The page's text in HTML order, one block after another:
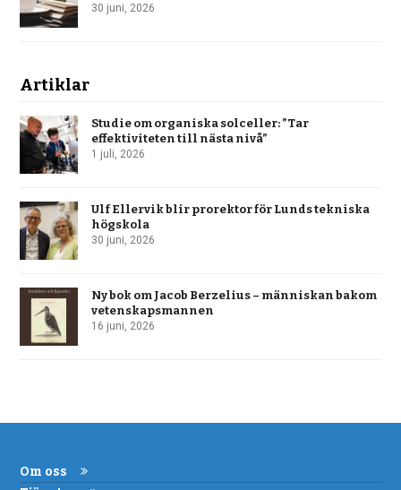
30 juni, 2026
Artiklar
Studie om organiska solceller: ”Tar
effektiviteten till nästa nivå”
1 juli, 2026
Ulf Ellervik blir prorektor för Lunds tekniska
högskola
30 juni, 2026
Ny bok om Jacob Berzelius – människan bakom
vetenskapsmannen
16 juni, 2026
Om oss